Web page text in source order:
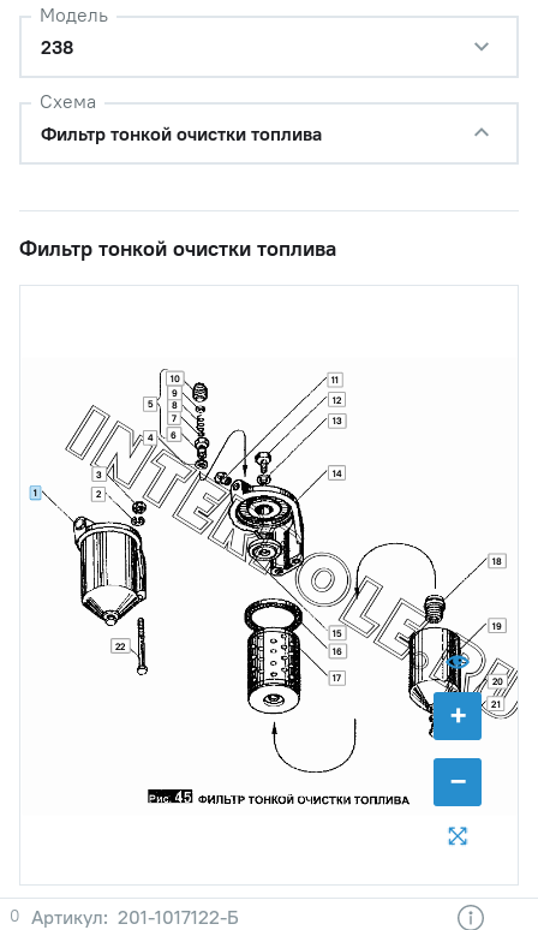
Модель
238
Схема
Фильтр тонкой очистки топлива
Фильтр тонкой очистки топлива
+
−
1 2
3
4
5
6
7
8
9
10
11
12
13
14
15
16
17
18
19
20
21
22
0
201-1017122-Б